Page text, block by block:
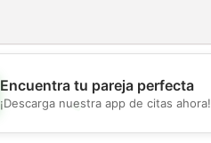
💖
Encuentra tu pareja perfecta
¡Descarga nuestra app de citas ahora!